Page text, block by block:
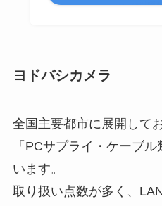
ヨドバシカメラ
全国主要都市に展開して
「PCサプライ・ケーブ
います。
取り扱い点数が多く、